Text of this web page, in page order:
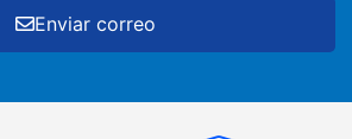
Enviar correo